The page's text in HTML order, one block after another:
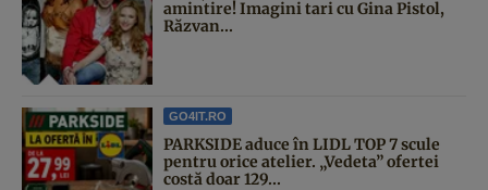
amintire! Imagini tari cu Gina Pistol,
Răzvan...
GO4IT.RO
PARKSIDE aduce în LIDL TOP 7 scule
pentru orice atelier. „Vedeta” ofertei
costă doar 129...